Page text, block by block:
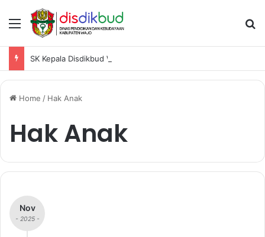
Menu
Home / Hak Anak
Hak Anak
Nov
- 2025 -